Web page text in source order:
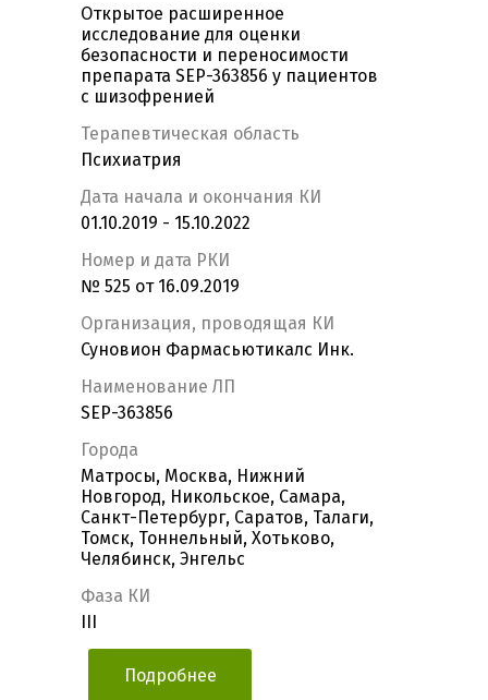
Открытое расширенное
исследование для оценки
безопасности и переносимости
препарата SEP-363856 у пациентов
с шизофренией
Терапевтическая область
Психиатрия
Дата начала и окончания КИ
01.10.2019 - 15.10.2022
Номер и дата РКИ
№ 525 от 16.09.2019
Организация, проводящая КИ
Суновион Фармасьютикалс Инк.
Наименование ЛП
SEP-363856
Города
Матросы, Москва, Нижний
Новгород, Никольское, Самара,
Санкт-Петербург, Саратов, Талаги,
Томск, Тоннельный, Хотьково,
Челябинск, Энгельс
Фаза КИ
Подробнее